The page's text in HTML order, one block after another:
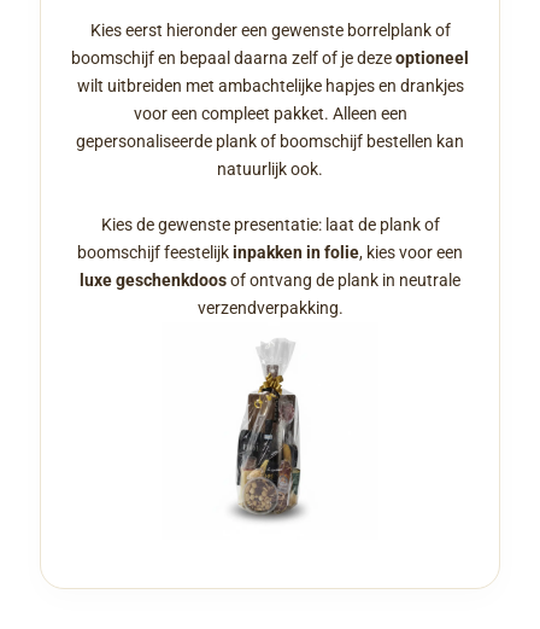
Kies eerst hieronder een gewenste borrelplank of
boomschijf en bepaal daarna zelf of je dezeoptioneel
wilt uitbreiden met ambachtelijke hapjes en drankjes
voor een compleet pakket. Alleen een
gepersonaliseerde plank of boomschijf bestellen kan
natuurlijk ook.
Kies de gewenste presentatie: laat de plank of
boomschijf feestelijkinpakken in folie, kies voor een
luxe geschenkdoosof ontvang de plank in neutrale
verzendverpakking.